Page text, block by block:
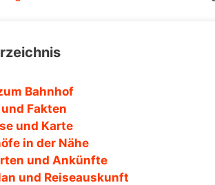
Bahnhof
Fakten
und Karte
in der Nähe
und Ankünfte
und Reiseauskunft